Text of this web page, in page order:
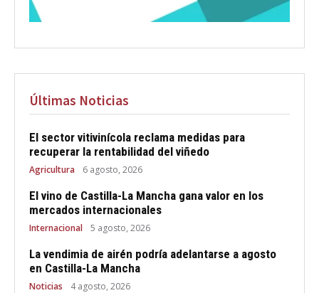
Últimas Noticias
El sector vitivinícola reclama medidas para
recuperar la rentabilidad del viñedo
Agricultura 6 agosto, 2026
El vino de Castilla-La Mancha gana valor en los
mercados internacionales
Internacional 5 agosto, 2026
La vendimia de airén podría adelantarse a agosto
en Castilla-La Mancha
Noticias 4 agosto, 2026